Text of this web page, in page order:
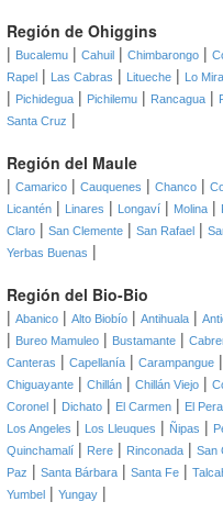
Región de Ohiggins
| Bucalemu | Cahuil | Chimbarongo |
Rapel | Las Cabras | Litueche | Lo
| Pichidegua | Pichilemu | Rancagua |
Santa Cruz |
Región del Maule
| Camarico | Cauquenes | Chanco |
Licantén | Linares | Longaví | Molina |
Claro | San Clemente | San Rafael |
Yerbas Buenas |
Región del Bio-Bio
| Abanico | Alto Biobío | Antihuala |
| Bureo Mamuleo | Bustamante |
Canteras | Capellanía | Carampangue |
Chiguayante | Chillán | Chillán Viejo |
Coronel | Dichato | El Carmen | El Peral
Los Angeles | Los Lleuques | Ñipas |
Quinchamalí | Rere | Rinconada | San
Paz | Santa Bárbara | Santa Fe |
Yumbel | Yungay |